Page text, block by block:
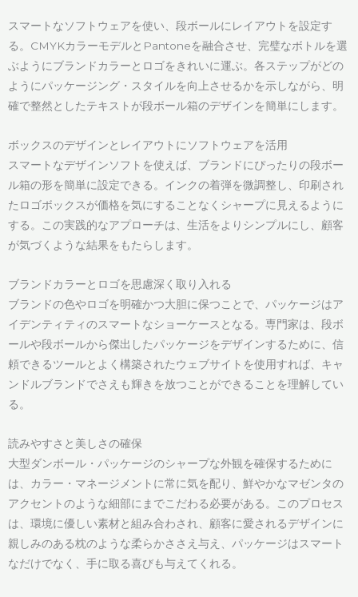
スマートなソフトウェアを使い、段ボールにレイアウトを設定す
る。CMYKカラーモデルとPantoneを融合させ、完璧なボトルを選
ぶようにブランドカラーとロゴをきれいに運ぶ。各ステップがどの
ようにパッケージング・スタイルを向上させるかを示しながら、明
確で整然としたテキストが段ボール箱のデザインを簡単にします。
ボックスのデザインとレイアウトにソフトウェアを活用
スマートなデザインソフトを使えば、ブランドにぴったりの段ボー
ル箱の形を簡単に設定できる。インクの着弾を微調整し、印刷され
たロゴボックスが価格を気にすることなくシャープに見えるように
する。この実践的なアプローチは、生活をよりシンプルにし、顧客
が気づくような結果をもたらします。
ブランドカラーとロゴを思慮深く取り入れる
ブランドの色やロゴを明確かつ大胆に保つことで、パッケージはア
イデンティティのスマートなショーケースとなる。専門家は、段ボ
ールや段ボールから傑出したパッケージをデザインするために、信
頼できるツールとよく構築されたウェブサイトを使用すれば、キャ
ンドルブランドでさえも輝きを放つことができることを理解してい
る。
読みやすさと美しさの確保
大型ダンボール・パッケージのシャープな外観を確保するために
は、カラー・マネージメントに常に気を配り、鮮やかなマゼンタの
アクセントのような細部にまでこだわる必要がある。このプロセス
は、環境に優しい素材と組み合わされ、顧客に愛されるデザインに
親しみのある枕のような柔らかささえ与え、パッケージはスマート
なだけでなく、手に取る喜びも与えてくれる。